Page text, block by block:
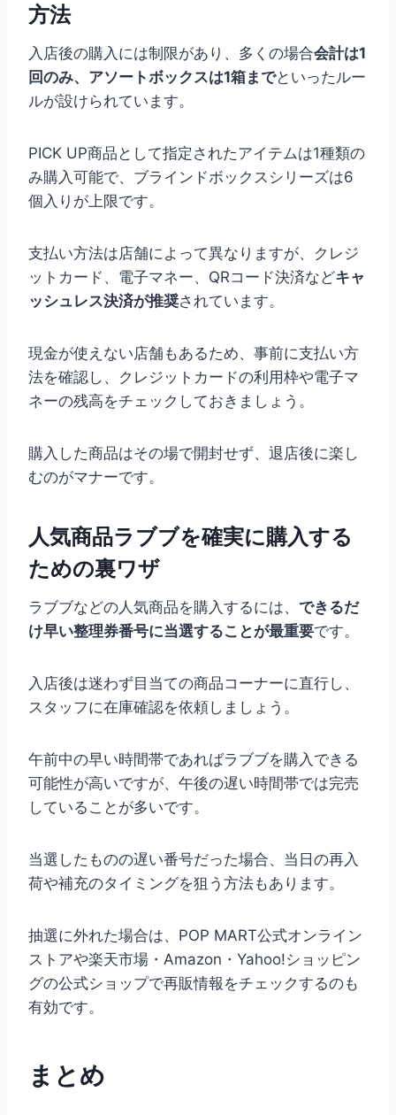
方法
入店後の購入には制限があり、多くの場合会計は1
回のみ、アソートボックスは1箱までといったルー
ルが設けられています。
PICK UP商品として指定されたアイテムは1種類の
み購入可能で、ブラインドボックスシリーズは6
個入りが上限です。
支払い方法は店舗によって異なりますが、クレジ
ットカード、電子マネー、QRコード決済などキャ
ッシュレス決済が推奨されています。
現金が使えない店舗もあるため、事前に支払い方
法を確認し、クレジットカードの利用枠や電子マ
ネーの残高をチェックしておきましょう。
購入した商品はその場で開封せず、退店後に楽し
むのがマナーです。
人気商品ラブブを確実に購入する
ための裏ワザ
ラブブなどの人気商品を購入するには、 できるだ
け早い整理券番号に当選することが最重要です。
入店後は迷わず目当ての商品コーナーに直行し、
スタッフに在庫確認を依頼しましょう。
午前中の早い時間帯であればラブブを購入できる
可能性が高いですが、午後の遅い時間帯では完売
していることが多いです。
当選したものの遅い番号だった場合、当日の再入
荷や補充のタイミングを狙う方法もあります。
抽選に外れた場合は、POP MART公式オンライン
ストアや楽天市場・Amazon・Yahoo!ショッピン
グの公式ショップで再販情報をチェックするのも
有効です。
まとめ